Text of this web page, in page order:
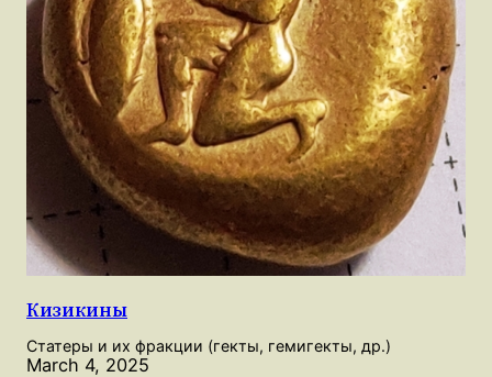
Кизикины
Статеры и их фракции (гекты, гемигекты, др.)
March 4, 2025